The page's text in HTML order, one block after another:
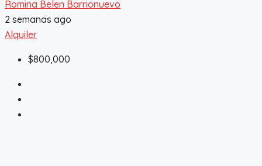
Romina Belen Barrionuevo
2 semanas ago
Alquiler
$800,000